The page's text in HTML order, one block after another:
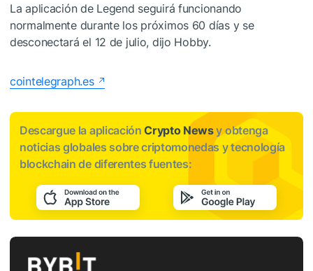
La aplicación de Legend seguirá funcionando
normalmente durante los próximos 60 días y se
desconectará el 12 de julio, dijo Hobby.
cointelegraph.es
Descargue la aplicaciónCrypto Newsy obtenga
noticias globales sobre criptomonedas y tecnología
blockchain de diferentes fuentes: